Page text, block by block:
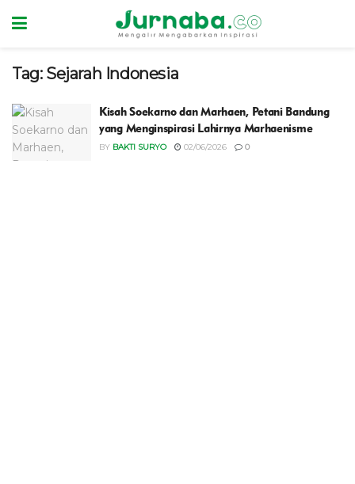
Tag: Sejarah Indonesia
Kisah Soekarno dan Marhaen, Petani Bandung
yang Menginspirasi Lahirnya Marhaenisme
BY BAKTI SURYO 02/06/2026 0